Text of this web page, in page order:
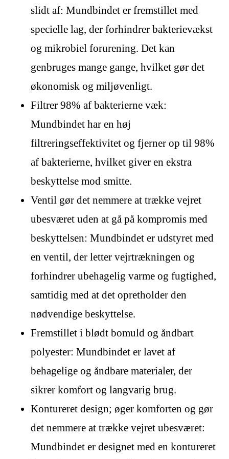
slidt af: Mundbindet er fremstillet med
specielle lag, der forhindrer bakterievækst
og mikrobiel forurening. Det kan
genbruges mange gange, hvilket gør det
økonomisk og miljøvenligt.
Filtrer 98% af bakterierne væk:
Mundbindet har en høj
filtreringseffektivitet og fjerner op til 98%
af bakterierne, hvilket giver en ekstra
beskyttelse mod smitte.
Ventil gør det nemmere at trække vejret
ubesværet uden at gå på kompromis med
beskyttelsen: Mundbindet er udstyret med
en ventil, der letter vejrtrækningen og
forhindrer ubehagelig varme og fugtighed,
samtidig med at det opretholder den
nødvendige beskyttelse.
Fremstillet i blødt bomuld og åndbart
polyester: Mundbindet er lavet af
behagelige og åndbare materialer, der
sikrer komfort og langvarig brug.
Kontureret design; øger komforten og gør
det nemmere at trække vejret ubesværet:
Mundbindet er designet med en kontureret